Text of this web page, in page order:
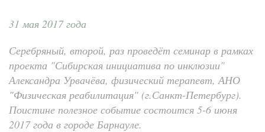
31 мая 2017 года
Серебряный, второй, раз проведёт семинар в рамках
проекта "Сибирская инициатива по инклюзии"
Александра Урвачёва, физический терапевт, АНО
"Физическая реабилитация" (г.Санкт-Петербург).
Поистине полезное событие состоится 5-6 июня
2017 года в городе Барнауле.